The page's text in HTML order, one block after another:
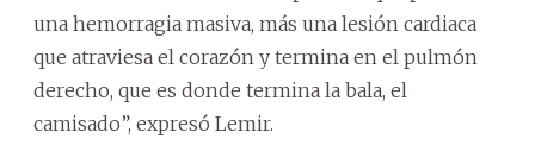
una hemorragia masiva, más una lesión cardiaca
que atraviesa el corazón y termina en el pulmón
derecho, que es donde termina la bala, el
camisado”, expresó Lemir.